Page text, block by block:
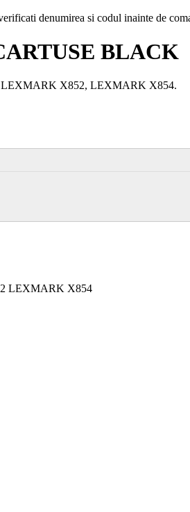
denumirea si codul inainte de
BLACK
LEXMARK X852, LEXMARK X854.
LEXMARK X854